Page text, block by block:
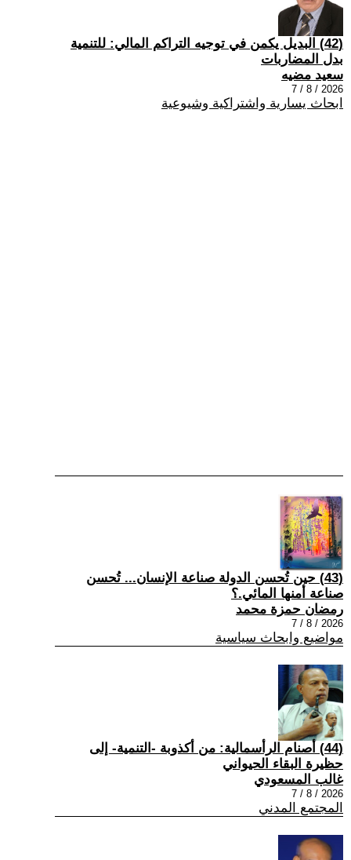
(42) البديل يكمن في توجيه التراكم المالي: للتنمية
بدل المضاربات
سعيد مضيه
2026 / 8 / 7
ابحاث يسارية واشتراكية وشيوعية
(43) حين تُحسن الدولة صناعة الإنسان... تُحسن
صناعة أمنها المائي.؟
رمضان حمزة محمد
2026 / 8 / 7
مواضيع وابحاث سياسية
(44) أصنام الرأسمالية: من أكذوبة -التنمية- إلى
حظيرة البقاء الحيواني
غالب المسعودي
2026 / 8 / 7
المجتمع المدني